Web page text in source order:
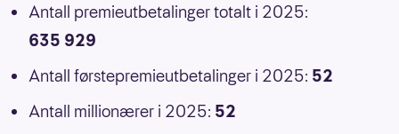
Antall premieutbetalinger totalt i 2025:
635 929
Antall førstepremieutbetalinger i 2025: 52
Antall millionærer i 2025: 52